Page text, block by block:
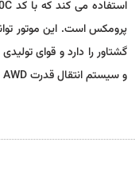
و سیستم انتقال قدرت AWD به هر چهار چرخ خودرو منتقل می کند.